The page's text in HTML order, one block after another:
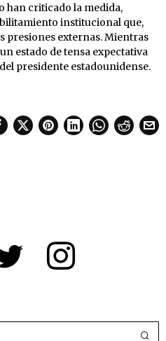
han criticado la medida,
institucional que,
presiones externas. Mientras
estado de tensa expectativa
presidente estadounidense.